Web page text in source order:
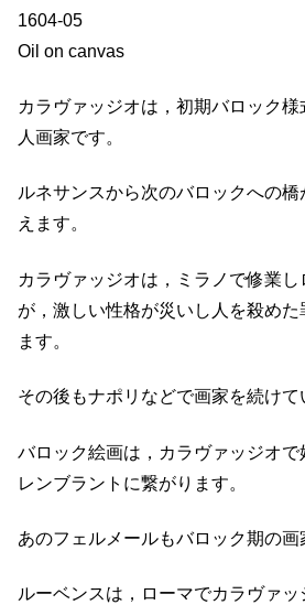
1604-05
Oil on canvas
カラヴァッジオは，初期バロック
人画家です。
ルネサンスから次のバロックへの
えます。
カラヴァッジオは，ミラノで修業
が，激しい性格が災いし人を殺め
ます。
その後もナポリなどで画家を続けて
バロック絵画は，カラヴァッジオ
レンブラントに繋がります。
あのフェルメールもバロック期の画
ルーベンスは，ローマでカラヴァ